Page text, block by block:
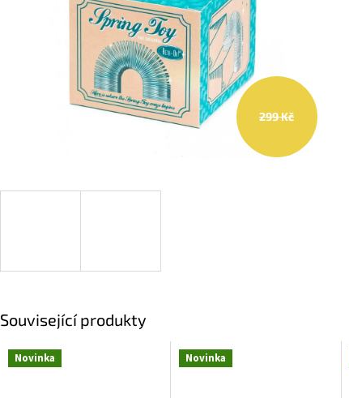
hvězdiček.
299 Kč
Související produkty
Novinka Novinka